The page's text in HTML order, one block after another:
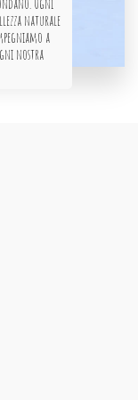
Ogni
naturale
a
nostra